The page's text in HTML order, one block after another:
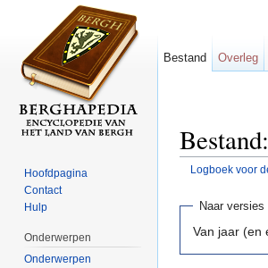
Logboek voor
Naar versies
Van jaar (en
Bestand Overleg
Hoofdpagina
Contact
Hulp
Onderwerpen
Onderwerpen